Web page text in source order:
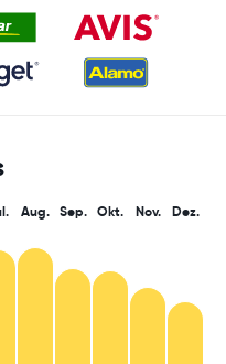
Aug. Sep. Okt. Nov. Dez.